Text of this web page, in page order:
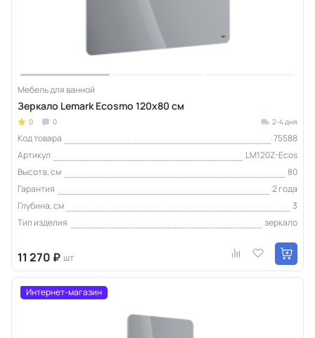
Мебель для ванной
Зеркало Lemark Ecosmo 120х80 см
0 0 2-4 дня
Код товара
75588
Артикул
LM120Z-Ecos
Высота, см
80
Гарантия
2 года
Глубина, см
3
Тип изделия
зеркало
11 270 ₽ шт
Интернет-магазин